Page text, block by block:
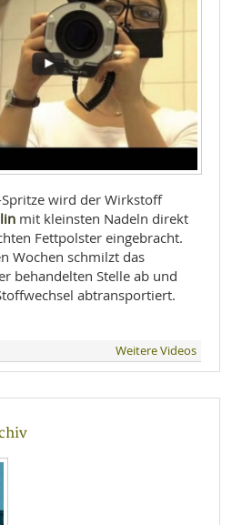
wird der Wirkstoff
mit kleinsten Nadeln direkt
Fettpolster eingebracht.
Wochen schmilzt das
behandelten Stelle ab und
abtransportiert.
Weitere Videos